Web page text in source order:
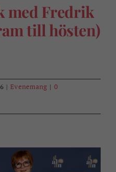
med Fredrik
till hösten)
| Evenemang | 0